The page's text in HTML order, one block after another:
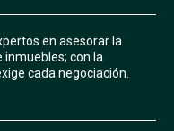
en asesorar la
con la
cada negociación.